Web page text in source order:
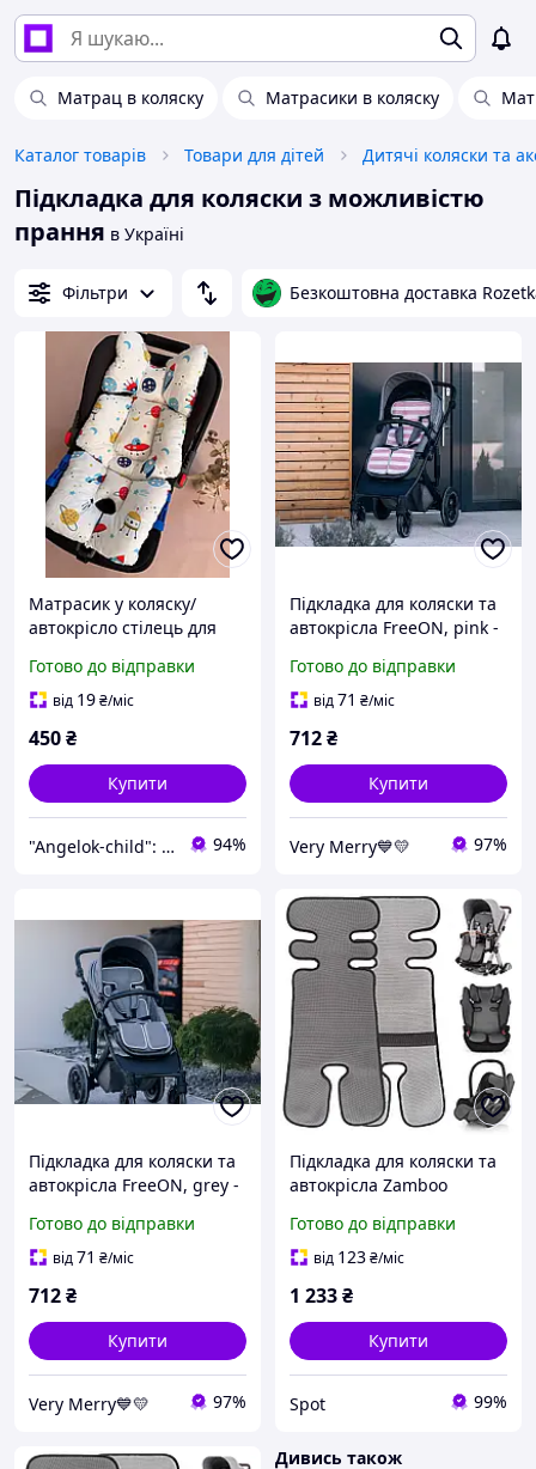
Матрац в коляску Матрасики в коляску
Каталог товарів Товари для дітей Дитячі коляски та
Підкладка для коляски з можливістю
прання в Україні
Фільтри Безкоштовна доставка
Матрасик у коляску/
автокрісло стілець для
бавовни Angelok-child
Готово до відправки
від 19₴/міс
450₴
Купити
"Angelok-child": Інтернет-магазин дитячих товарів. Зимові комбінезони. Зимові конверти в коляску 94%
Підкладка для коляски та
автокрісла FreeON, pink -
Готово до відправки
від71 ₴/міс
712₴
Купити
Very Merry💙💛 97%
Підкладка для коляски та
автокрісла FreeON, grey -
Готово до відправки
від71 ₴/міс
712₴
Купити
Very Merry💙💛 97%
Підкладка для коляски та
автокрісла Zamboo
універсальна з 3D
вентиляцією сірий 79х34
Готово до відправки
від 123₴/міс
1 233₴
Купити
Spot 99%
Дивись також